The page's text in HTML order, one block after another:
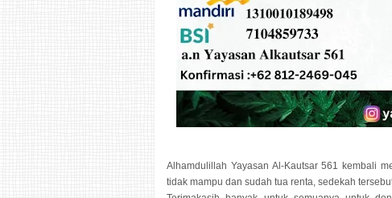
Alhamdulillah Yayasan Al-Kautsar 561 kembali
tidak mampu dan sudah tua renta, sedekah